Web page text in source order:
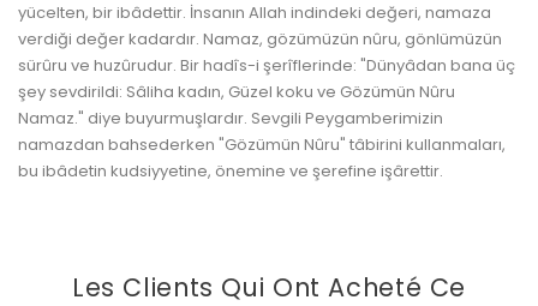
yücelten, bir ibâdettir. İnsanın Allah indindeki değeri, namaza
verdiği değer kadardır. Namaz, gözümüzün nûru, gönlümüzün
sürûru ve huzûrudur. Bir hadîs-i şerîflerinde: "Dünyâdan bana üç
şey sevdirildi: Sâliha kadın, Güzel koku ve Gözümün Nûru
Namaz." diye buyurmuşlardır. Sevgili Peygamberimizin
namazdan bahsederken "Gözümün Nûru" tâbirini kullanmaları,
bu ibâdetin kudsiyyetine, önemine ve şerefine işârettir.
Les Clients Qui Ont Acheté Ce